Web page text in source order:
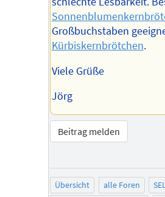
Großbuchstaben
Kürbiskernbrötchen.
Viele Grüße
Jörg
Beitrag melden
Übersicht alle Foren